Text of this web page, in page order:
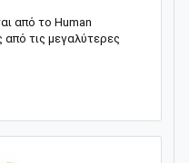
από το Human
από τις μεγαλύτερες